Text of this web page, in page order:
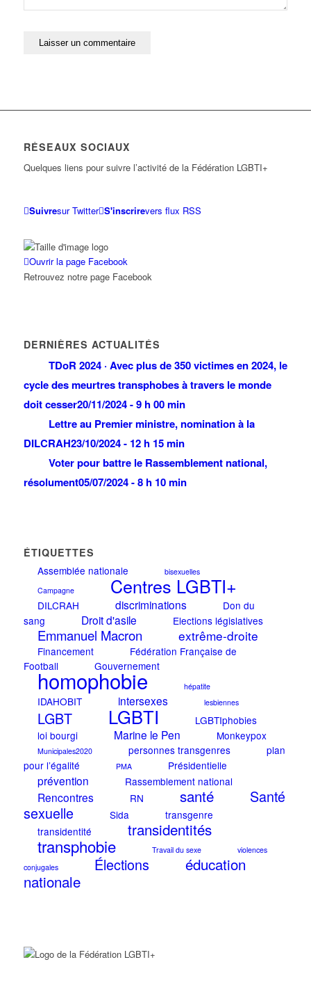
RÉSEAUX SOCIAUX
Quelques liens pour suivre l’activité de la Fédération LGBTI+
Suivresur Twitter S'inscrirevers flux RSS
Ouvrir la page Facebook
Retrouvez notre page Facebook
DERNIÈRES ACTUALITÉS
TDoR 2024 · Avec plus de 350 victimes en 2024, le
cycle des meurtres transphobes à travers le monde
doit cesser20/11/2024 - 9 h 00 min
Lettre au Premier ministre, nomination à la
DILCRAH23/10/2024 - 12 h 15 min
Voter pour battre le Rassemblement national,
résolument05/07/2024 - 8 h 10 min
ÉTIQUETTES
Assemblée nationale
bisexuelles
Campagne
Centres LGBTI+
DILCRAH discriminations
Don du
sang
Droit d'asile Elections législatives
Emmanuel Macron extrême-droite
Financement
Fédération Française de
Football
Gouvernement
homophobie hépatite
IDAHOBIT intersexes lesbiennes
LGBT LGBTI
LGBTIphobies
loi bourgi
Marine le Pen Monkeypox
Municipales2020 personnes transgenres
plan
pour l’égalité
PMA Présidentielle
prévention Rassemblement national
Rencontres RN santé
Santé
sexuelle
Sida
transgenre
transidentité
transidentités
transphobie Travail du sexe
violences
conjugales
Élections
éducation
nationale